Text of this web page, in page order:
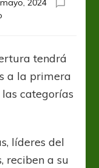
2024
plagado
de
fútbol
femenino
tendrá
a la primera
categorías
líderes del
reciben a su